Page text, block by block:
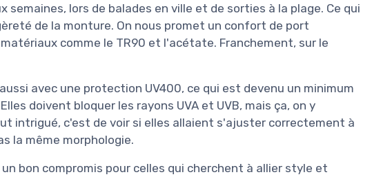
lors de balades en ville et de sorties à la plage. Ce qui
de la monture. On nous promet un confort de port
comme le TR90 et l'acétate. Franchement, sur le
avec une protection UV400, ce qui est devenu un minimum
doivent bloquer les rayons UVA et UVB, mais ça, on y
intrigué, c'est de voir si elles allaient s'ajuster correctement à
la même morphologie.
bon compromis pour celles qui cherchent à allier style et